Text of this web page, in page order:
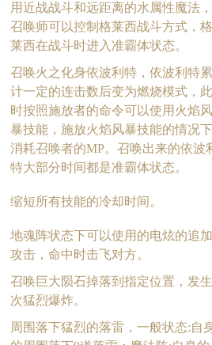
用近战战斗和远距离的水属性魔法，
召唤师可以控制格莱西战斗方式，格
莱西在战斗时进入准霸体状态。
召唤火之化身依波利特，依波利特累
计一定的连击数后变为燃烧模式，此
时按照施放者的命令可以使用火焰风
暴技能，施放火焰风暴技能的情况下
消耗召唤者的MP。召唤出来的依波
特大部分时间都是准霸体状态。
缩短所有技能的冷却时间。
地魂阵状态下可以使用的电炫的追加
攻击，命中时击飞对方。
召唤巨大陨石掉落到指定位置，发
次猛烈爆炸。
周围落下猛烈的落雷，一般状态:自